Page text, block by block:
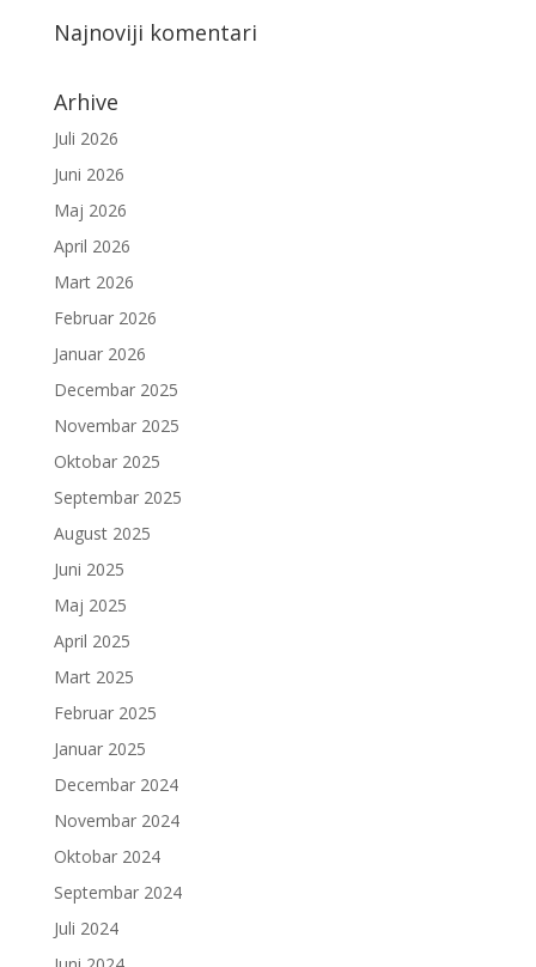
Najnoviji komentari
Arhive
Juli 2026
Juni 2026
Maj 2026
April 2026
Mart 2026
Februar 2026
Januar 2026
Decembar 2025
Novembar 2025
Oktobar 2025
Septembar 2025
August 2025
Juni 2025
Maj 2025
April 2025
Mart 2025
Februar 2025
Januar 2025
Decembar 2024
Novembar 2024
Oktobar 2024
Septembar 2024
Juli 2024